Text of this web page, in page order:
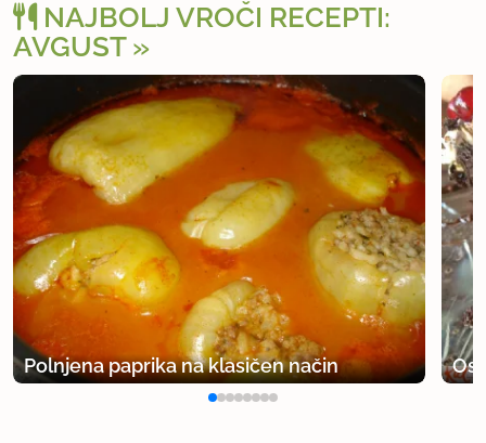
NAJBOLJ VROČI RECEPTI:
AVGUST
Polnjena paprika na klasičen način